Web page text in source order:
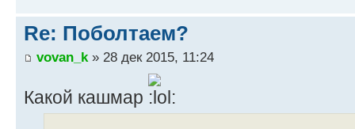
Re: Поболтаем?
vovan_k » 28 дек 2015, 11:24
Какой кашмар